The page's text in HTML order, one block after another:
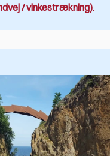
/ vinkestrækning).